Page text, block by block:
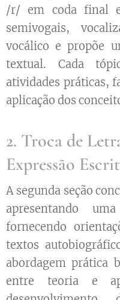
/r/ em coda final
semivogais,
vocálico e propõe
textual. Cada
atividades práticas,
aplicação dos
2. Troca de
Expressão
A segunda seção
apresentando
fornecendo
textos
abordagem prática
entre teoria e